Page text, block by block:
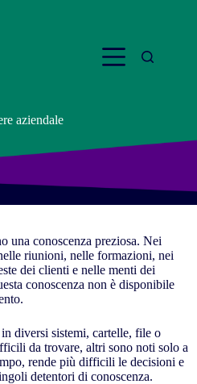
aziendale
una conoscenza preziosa. Nei
riunioni, nelle formazioni, nei
dei clienti e nelle menti dei
conoscenza non è disponibile
diversi sistemi, cartelle, file o
da trovare, altri sono noti solo a
rende più difficili le decisioni e
detentori di conoscenza.